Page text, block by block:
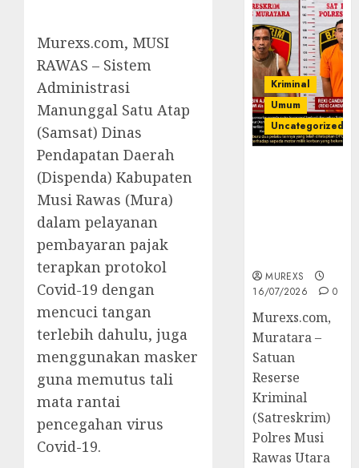
Murexs.com, MUSI
RAWAS – Sistem
Administrasi
Manunggal Satu Atap
(Samsat) Dinas
Pendapatan Daerah
(Dispenda) Kabupaten
Musi Rawas (Mura)
dalam pelayanan
pembayaran pajak
terapkan protokol
Covid-19 dengan
mencuci tangan
terlebih dahulu, juga
menggunakan masker
guna memutus tali
mata rantai
pencegahan virus
Covid-19.
Kriminal
Umum
Uncategorized
MUREXS
16/07/2026
0
Murexs.com,
Muratara –
Satuan
Reserse
Kriminal
(Satreskrim)
Polres Musi
Rawas Utara